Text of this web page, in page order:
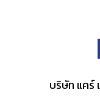
บริษัท แคร์